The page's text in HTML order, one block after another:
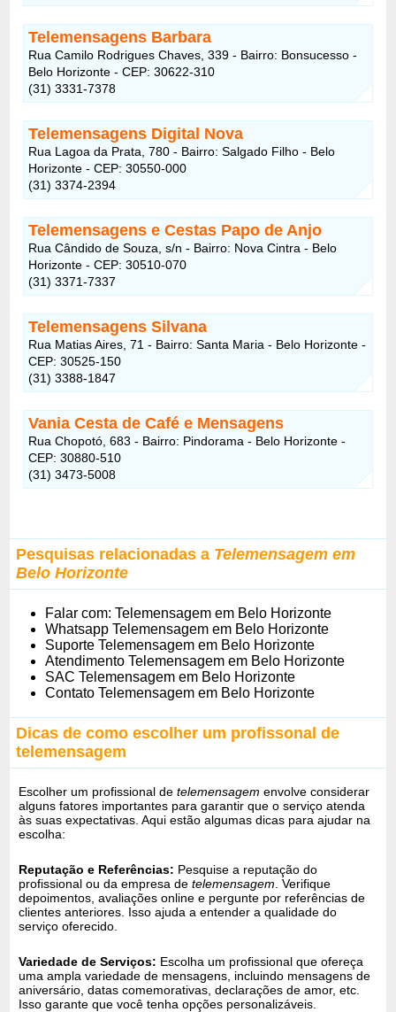
Telemensagens Barbara
Rua Camilo Rodrigues Chaves, 339 - Bairro: Bonsucesso -
Belo Horizonte - CEP: 30622-310
(31) 3331-7378
Telemensagens Digital Nova
Rua Lagoa da Prata, 780 - Bairro: Salgado Filho - Belo
Horizonte - CEP: 30550-000
(31) 3374-2394
Telemensagens e Cestas Papo de Anjo
Rua Cândido de Souza, s/n - Bairro: Nova Cintra - Belo
Horizonte - CEP: 30510-070
(31) 3371-7337
Telemensagens Silvana
Rua Matias Aires, 71 - Bairro: Santa Maria - Belo Horizonte -
CEP: 30525-150
(31) 3388-1847
Vania Cesta de Café e Mensagens
Rua Chopotó, 683 - Bairro: Pindorama - Belo Horizonte -
CEP: 30880-510
(31) 3473-5008
Pesquisas relacionadas a Telemensagem em
Belo Horizonte
Falar com: Telemensagem em Belo Horizonte
Whatsapp Telemensagem em Belo Horizonte
Suporte Telemensagem em Belo Horizonte
Atendimento Telemensagem em Belo Horizonte
SAC Telemensagem em Belo Horizonte
Contato Telemensagem em Belo Horizonte
Dicas de como escolher um profissonal de
telemensagem
Escolher um profissional detelemensagem envolve considerar
alguns fatores importantes para garantir que o serviço atenda
às suas expectativas. Aqui estão algumas dicas para ajudar na
escolha:
Reputação e Referências: Pesquise a reputação do
profissional ou da empresa detelemensagem . Verifique
depoimentos, avaliações online e pergunte por referências de
clientes anteriores. Isso ajuda a entender a qualidade do
serviço oferecido.
Variedade de Serviços: Escolha um profissional que ofereça
uma ampla variedade de mensagens, incluindo mensagens de
aniversário, datas comemorativas, declarações de amor, etc.
Isso garante que você tenha opções personalizáveis.